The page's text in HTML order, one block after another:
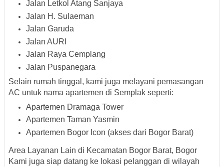
Jalan Letkol Atang Sanjaya
Jalan H. Sulaeman
Jalan Garuda
Jalan AURI
Jalan Raya Cemplang
Jalan Puspanegara
Selain rumah tinggal, kami juga melayani pemasangan
AC untuk nama apartemen di Semplak seperti:
Apartemen Dramaga Tower
Apartemen Taman Yasmin
Apartemen Bogor Icon (akses dari Bogor Barat)
Area Layanan Lain di Kecamatan Bogor Barat, Bogor
Kami juga siap datang ke lokasi pelanggan di wilayah